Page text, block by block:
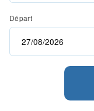
Départ